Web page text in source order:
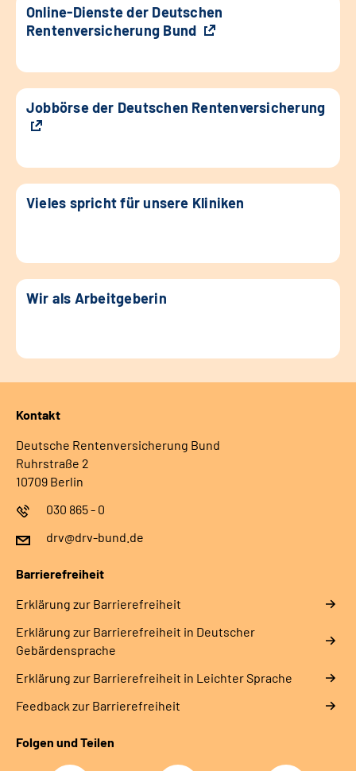
Online-Dienste der Deutschen
Rentenversicherung Bund
Jobbörse der Deutschen Rentenversicherung
Vieles spricht für unsere Kliniken
Wir als Arbeitgeberin
Kontakt
Deutsche Rentenversicherung Bund
Ruhrstraße 2
10709 Berlin
030 865 - 0
drv@drv-bund.de
Barrierefreiheit
Erklärung zur Barrierefreiheit
Erklärung zur Barrierefreiheit in Deutscher
Gebärdensprache
Erklärung zur Barrierefreiheit in Leichter Sprache
Feedback zur Barrierefreiheit
Folgen und Teilen